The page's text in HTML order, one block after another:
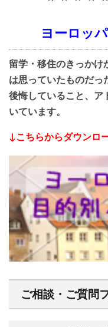
ヨーロッ
留学・移住のきっかけ
は思っていたものだっ
後悔していること、ア
いています。
↓こちらからダウンロ
ご相談・ご質問